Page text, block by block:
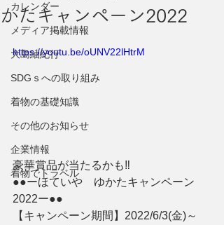
カレンダー
メディア掲載情報
大島紬紀行
SDGｓへの取り組み
着物の基礎知識
その他のお知らせ
企業情報
着物でトラベル
かたキャンペーン2022
https://youtu.be/oUNV22lHtrM
豪華賞品が当たるかも‼
●●ーほていや　ゆかたキャンペーン
2022ー●●
【キャンペーン期間】2022/6/3(金)～